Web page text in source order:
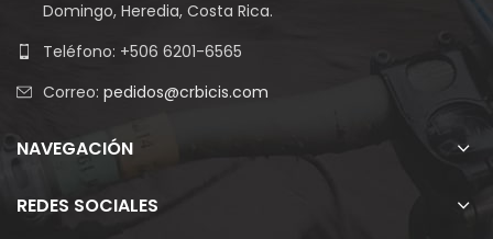
Domingo, Heredia, Costa Rica.
Teléfono: +506 6201-6565
Correo: pedidos@crbicis.com
NAVEGACIÓN
REDES SOCIALES